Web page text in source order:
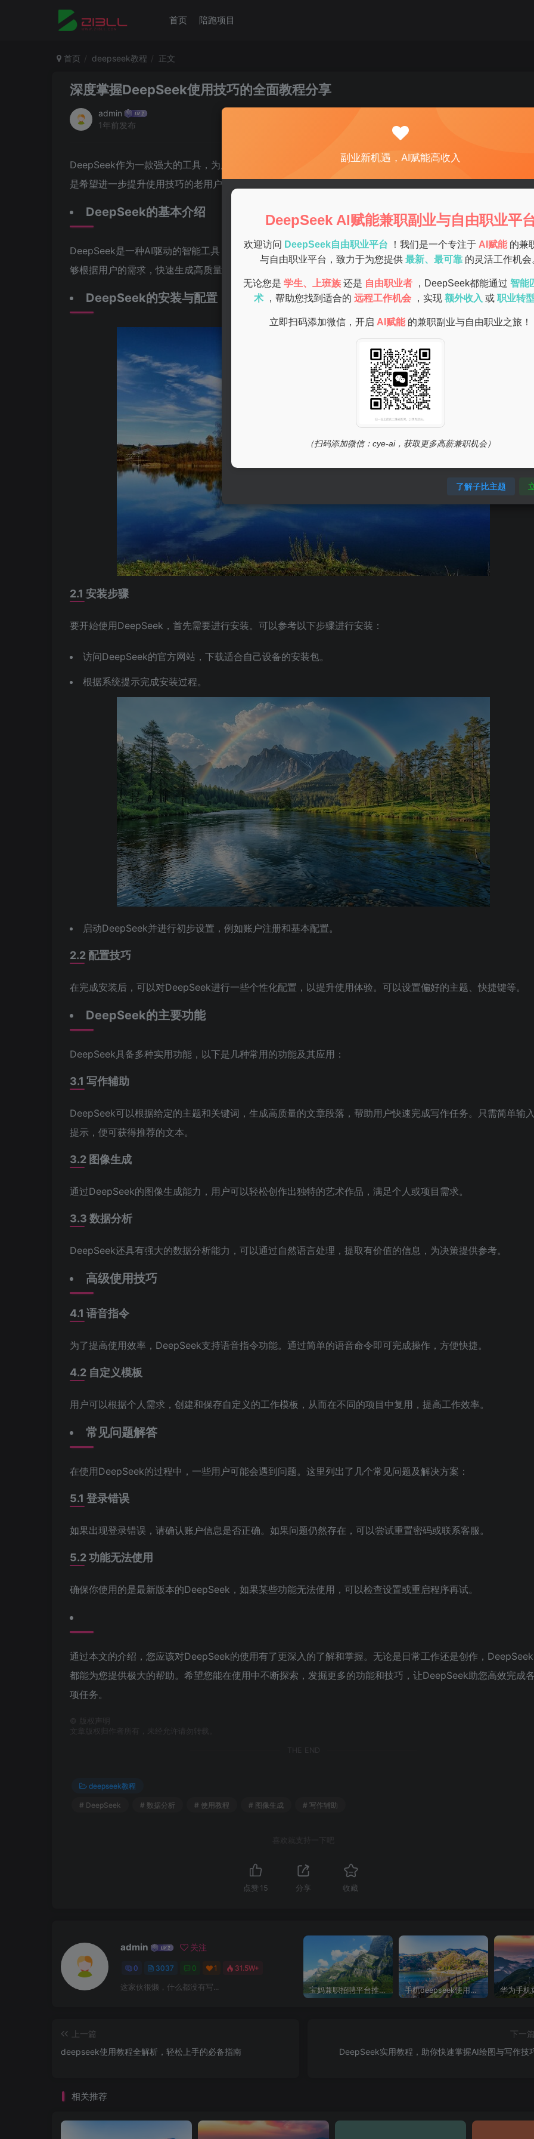
首页 陪跑项目
首页 deepseek教程 正文
深度掌握DeepSeek使用技巧的全面教程分享
admin
1年前发布
DeepSeek作为一款强大的工具，为用户提供了多种功能和应用场景。无论你是刚刚接触DeepSeek的新手，还
是希望进一步提升使用技巧的老用户，这篇文章都将为你提供全面的指导和实用的小技巧。
DeepSeek的基本介绍
DeepSeek是一种AI驱动的智能工具，广泛应用于文字创作、图像生成、编程辅助等领域。它的强大之处在于能
够根据用户的需求，快速生成高质量的内容，提升工作效率。
DeepSeek的安装与配置
2.1 安装步骤
要开始使用DeepSeek，首先需要进行安装。可以参考以下步骤进行安装：
访问DeepSeek的官方网站，下载适合自己设备的安装包。
根据系统提示完成安装过程。
启动DeepSeek并进行初步设置，例如账户注册和基本配置。
2.2 配置技巧
在完成安装后，可以对DeepSeek进行一些个性化配置，以提升使用体验。可以设置偏好的主题、快捷键等。
DeepSeek的主要功能
DeepSeek具备多种实用功能，以下是几种常用的功能及其应用：
3.1 写作辅助
DeepSeek可以根据给定的主题和关键词，生成高质量的文章段落，帮助用户快速完成写作任务。只需简单输
提示，便可获得推荐的文本。
3.2 图像生成
通过DeepSeek的图像生成能力，用户可以轻松创作出独特的艺术作品，满足个人或项目需求。
3.3 数据分析
DeepSeek还具有强大的数据分析能力，可以通过自然语言处理，提取有价值的信息，为决策提供参考。
高级使用技巧
4.1 语音指令
为了提高使用效率，DeepSeek支持语音指令功能。通过简单的语音命令即可完成操作，方便快捷。
4.2 自定义模板
用户可以根据个人需求，创建和保存自定义的工作模板，从而在不同的项目中复用，提高工作效率。
常见问题解答
在使用DeepSeek的过程中，一些用户可能会遇到问题。这里列出了几个常见问题及解决方案：
5.1 登录错误
如果出现登录错误，请确认账户信息是否正确。如果问题仍然存在，可以尝试重置密码或联系客服。
5.2 功能无法使用
确保你使用的是最新版本的DeepSeek，如果某些功能无法使用，可以检查设置或重启程序再试。
通过本文的介绍，您应该对DeepSeek的使用有了更深入的了解和掌握。无论是日常工作还是创作，DeepSeek
都能为您提供极大的帮助。希望您能在使用中不断探索，发掘更多的功能和技巧，让DeepSeek助您高效完成
项任务。
©
版权声明
文章版权归作者所有，未经允许请勿转载。
THE END
deepseek教程
# DeepSeek # 数据分析 # 使用教程 # 图像生成 # 写作辅助
喜欢就支持一下吧
点赞 15 分享 收藏
admin 关注
0 3037 0 1 31.5W+
这家伙很懒，什么都没有写... 宝妈兼职招聘平台推荐，轻松找到理想工作！ 手机deepseek使用全攻略，轻松实现画图与炒股功能
上一篇
deepseek使用教程全解析，轻松上手的必备指南
下一
DeepSeek实用教程，助你快速掌握AI绘图与写作技
相关推荐
副业新机遇，AI赋能高收入
DeepSeek AI赋能兼职副业与自由职业平
欢迎访问 DeepSeek自由职业平台 ！我们是一个专注于 AI赋能 的兼
与自由职业平台，致力于为您提供 最新、最可靠 的灵活工作机会
无论您是 学生、上班族 还是 自由职业者 ，DeepSeek都能通过 智能
术
，帮助您找到适合的 远程工作机会 ，实现 额外收入 或 职业转
立即扫码添加微信，开启 AI赋能 的兼职副业与自由职业之旅！
（扫码添加微信：cye-ai，获取更多高薪兼职机会）
了解子比主题